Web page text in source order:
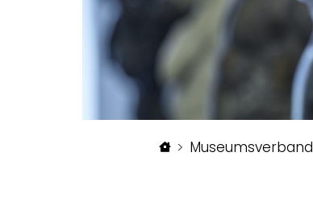
Startseite
Museumsverband